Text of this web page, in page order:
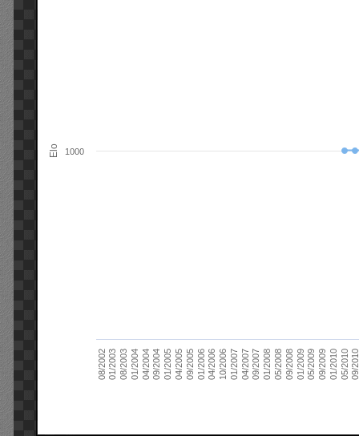
Elo
08/200201/200308/200301/200404/200409/200401/200504/200509/200501/200604/200610/200601/200704/200709/200701/200805/200809/200801/200905/200909/200901/201005/201009/
1000